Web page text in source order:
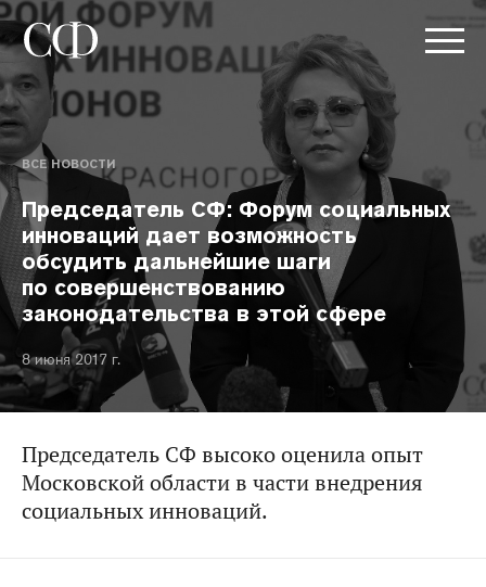
ВСЕ НОВОСТИ
Председатель СФ: Форум социальных
инноваций дает возможность
обсудить дальнейшие шаги
по совершенствованию
законодательства в этой сфере
8 июня 2017 г.
Председатель СФ высоко оценила опыт
Московской области в части внедрения
социальных инноваций.